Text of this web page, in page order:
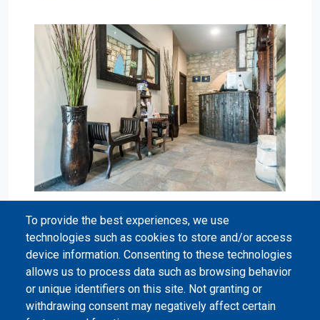
To provide the best experiences, we use
technologies such as cookies to store and/or access
device information. Consenting to these technologies
allows us to process data such as browsing behavior
or unique identifiers on this site. Not granting or
withdrawing consent may negatively affect certain